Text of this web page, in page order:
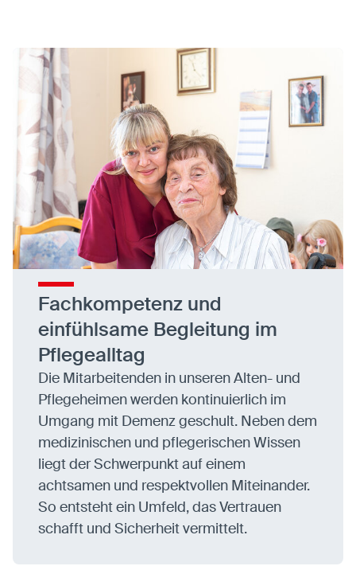
Fachkompetenz und
einfühlsame Begleitung im
Pflegealltag
Die Mitarbeitenden in unseren Alten- und
Pflegeheimen werden kontinuierlich im
Umgang mit Demenz geschult. Neben dem
medizinischen und pflegerischen Wissen
liegt der Schwerpunkt auf einem
achtsamen und respektvollen Miteinander.
So entsteht ein Umfeld, das Vertrauen
schafft und Sicherheit vermittelt.